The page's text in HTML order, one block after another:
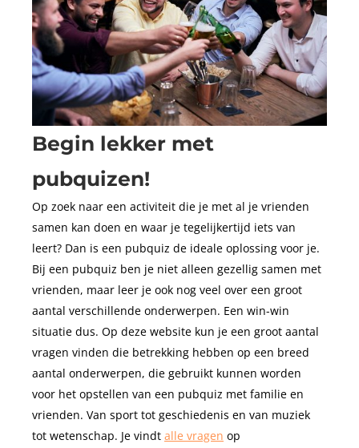
Begin lekker met
pubquizen!
Op zoek naar een activiteit die je met al je vrienden
samen kan doen en waar je tegelijkertijd iets van
leert? Dan is een pubquiz de ideale oplossing voor je.
Bij een pubquiz ben je niet alleen gezellig samen met
vrienden, maar leer je ook nog veel over een groot
aantal verschillende onderwerpen. Een win-win
situatie dus. Op deze website kun je een groot aantal
vragen vinden die betrekking hebben op een breed
aantal onderwerpen, die gebruikt kunnen worden
voor het opstellen van een pubquiz met familie en
vrienden. Van sport tot geschiedenis en van muziek
tot wetenschap. Je vindt alle vragen op